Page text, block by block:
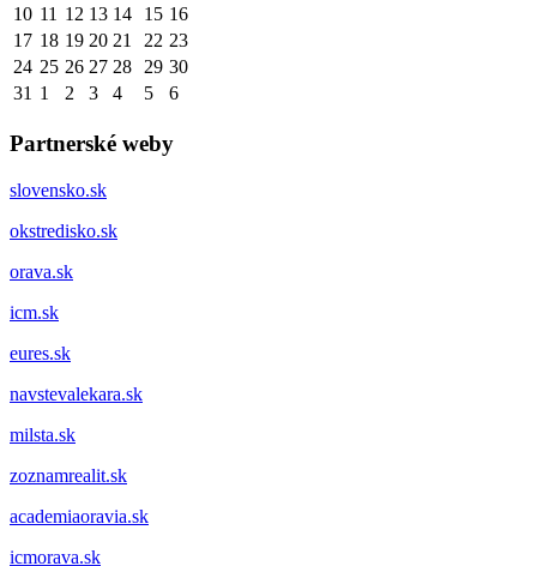
10 11 12 13 14 15 16
17 18 19 20 21 22 23
24 25 26 27 28 29 30
31 1 2 3 4 5 6
Partnerské weby
slovensko.sk
okstredisko.sk
orava.sk
icm.sk
eures.sk
navstevalekara.sk
milsta.sk
zoznamrealit.sk
academiaoravia.sk
icmorava.sk